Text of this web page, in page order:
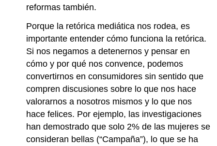
reformas también.
Porque la retórica mediática nos rodea, es
importante entender cómo funciona la retórica.
Si nos negamos a detenernos y pensar en
cómo y por qué nos convence, podemos
convertirnos en consumidores sin sentido que
compren discusiones sobre lo que nos hace
valorarnos a nosotros mismos y lo que nos
hace felices. Por ejemplo, las investigaciones
han demostrado que solo 2% de las mujeres se
consideran bellas (“Campaña”), lo que se ha